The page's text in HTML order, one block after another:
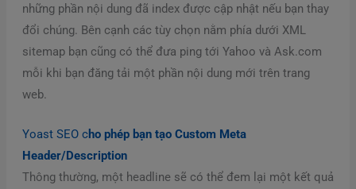
những phần nội dung đã index được cập nhật nếu bạn thay
đổi chúng. Bên cạnh các tùy chọn nằm phía dưới XML
sitemap bạn cũng có thể đưa ping tới Yahoo và Ask.com
mỗi khi bạn đăng tải một phần nội dung mới trên trang
web.
Yoast SEO cho phép bạn tạo Custom Meta
Header/Description
Thông thường, một headline sẽ có thể đem lại một kết quả